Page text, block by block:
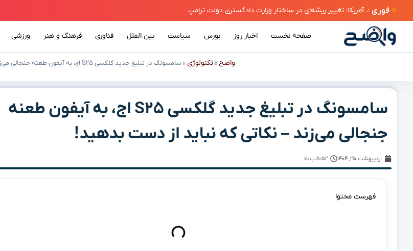
فوری
تغییر ریشه‌ای در ساختار وزارت دادگستری دولت ترامپ
صفحه نخست اخبار روز بورس سیاست بین الملل فناوری فرهنگ و هنر ورزشی
واضح »تکنولوژی »سامسونگ در تبلیغ جدید گلکسی S۲۵ اج، به آیفون طعنه جنجالی می‌زند – نکاتی که نباید از دست بدهید!
سامسونگ در تبلیغ جدید گلکسی S۲۵ اج، به آیفون طعنه
جنجالی می‌زند – نکاتی که نباید از دست بدهید!
اردیبهشت ۲۵, ۱۴۰۴ ۵:۵۲ ب٫ظ
فهرست محتوا